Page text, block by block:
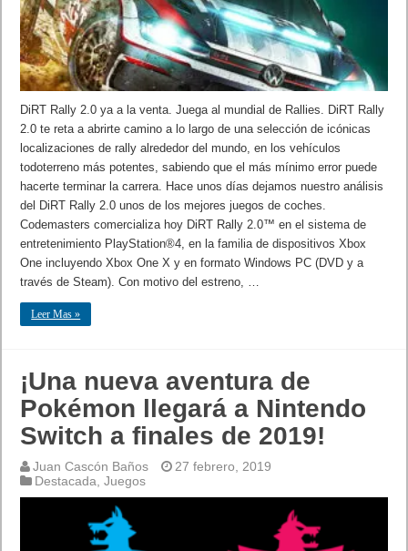
DiRT Rally 2.0 ya a la venta. Juega al mundial de Rallies. DiRT Rally
2.0 te reta a abrirte camino a lo largo de una selección de icónicas
localizaciones de rally alrededor del mundo, en los vehículos
todoterreno más potentes, sabiendo que el más mínimo error puede
hacerte terminar la carrera. Hace unos días dejamos nuestro análisis
del DiRT Rally 2.0 unos de los mejores juegos de coches.
Codemasters comercializa hoy DiRT Rally 2.0™ en el sistema de
entretenimiento PlayStation®4, en la familia de dispositivos Xbox
One incluyendo Xbox One X y en formato Windows PC (DVD y a
través de Steam). Con motivo del estreno, …
Leer Mas »
¡Una nueva aventura de
Pokémon llegará a Nintendo
Switch a finales de 2019!
Juan Cascón Baños
27 febrero, 2019
Destacada ,Juegos